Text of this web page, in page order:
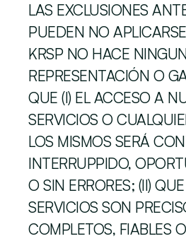
LAS EXCLUSIONES
PUEDEN NO
KRSP NO HACE
REPRESENTACIÓN O
QUE (I) EL ACCESO A
SERVICIOS O
LOS MISMOS SERÁ
INTERRUPPIDO,
O SIN ERRORES; (II)
SERVICIOS SON
COMPLETOS, FIABLES